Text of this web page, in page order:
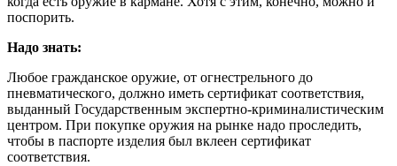
поспорить.
Надо знать:
Любое гражданское оружие, от огнестрельного до
пневматического, должно иметь сертификат соответствия,
выданный Государственным экспертно-криминалистическим
центром. При покупке оружия на рынке надо проследить,
чтобы в паспорте изделия был вклеен сертификат
соответствия.